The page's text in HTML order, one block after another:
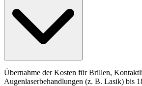
Übernahme der Kosten für Brillen,
Augenlaserbehandlungen (z. B. Lasik) bis